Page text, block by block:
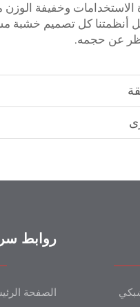
الاستخدامات وخفيفة الوزن
أنظمتنا كل تصميم خشبة
عن حجمه.
روابط
الصفحة